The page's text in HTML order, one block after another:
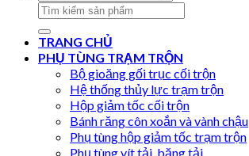
Search
for:
TRANG CHỦ
PHỤ TÙNG TRẠM TRỘN
Bộ gioăng gối trục cối trộn
Hệ thống thủy lực trạm trộn
Hộp giảm tốc cối trộn
Bánh răng côn xoắn và vành chậu
Phụ tùng hộp giảm tốc trạm trộn
Phụ tùng vít tải, băng tải